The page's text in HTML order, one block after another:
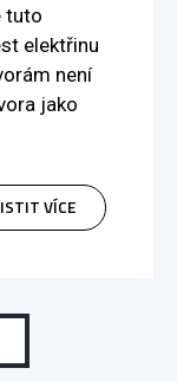
tuto
elektřinu
není
jako
VÍCE